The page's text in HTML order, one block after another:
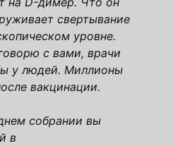
свертывание
уровне.
с вами, врачи
у людей. Миллионы
вакцинации.
собрании вы
в